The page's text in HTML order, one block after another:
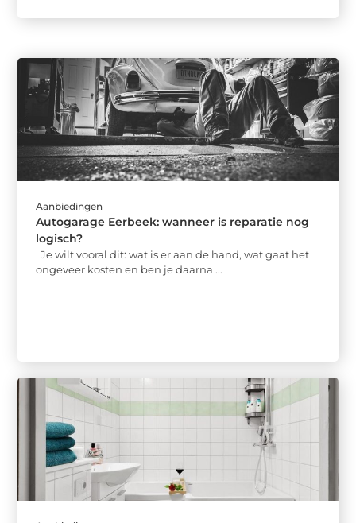
Aanbiedingen
Autogarage Eerbeek: wanneer is reparatie nog
logisch?
Je wilt vooral dit: wat is er aan de hand, wat gaat het
ongeveer kosten en ben je daarna ...